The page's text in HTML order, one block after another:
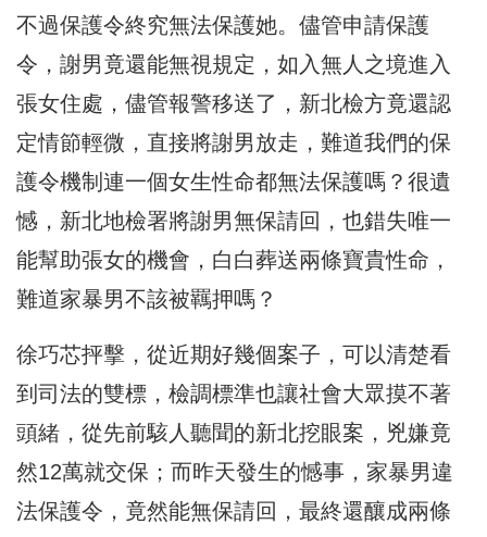
不過保護令終究無法保護她。儘管申請保護
令，謝男竟還能無視規定，如入無人之境進入
張女住處，儘管報警移送了，新北檢方竟還認
定情節輕微，直接將謝男放走，難道我們的保
護令機制連一個女生性命都無法保護嗎？很遺
憾，新北地檢署將謝男無保請回，也錯失唯一
能幫助張女的機會，白白葬送兩條寶貴性命，
難道家暴男不該被羈押嗎？
徐巧芯抨擊，從近期好幾個案子，可以清楚看
到司法的雙標，檢調標準也讓社會大眾摸不著
頭緒，從先前駭人聽聞的新北挖眼案，兇嫌竟
然12萬就交保；而昨天發生的憾事，家暴男違
法保護令，竟然能無保請回，最終還釀成兩條